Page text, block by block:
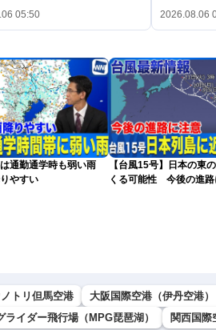
05:50 2026.08.06
は通勤通学時も弱い雨
やすい
【台風15号】日本の東
くる可能性 今後の進路
トリ但馬空港
大阪国際空港（伊丹空港）
イダー飛行場（MPG琵琶湖） 関西国際